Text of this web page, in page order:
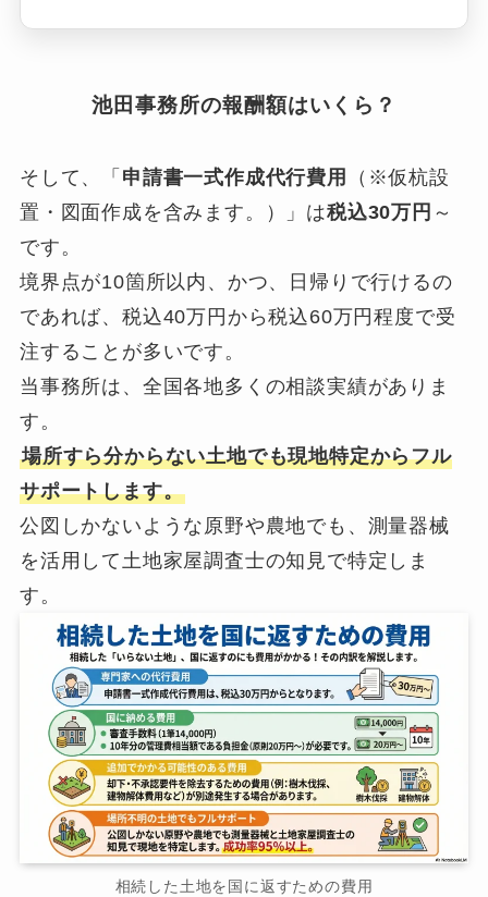
池田事務所の報酬額はいくら？
そして、「 申請書一式作成代行費用
（※仮杭設
置・図面作成を含みます。）」は税込30万円 ～
です。
境界点が10箇所以内、かつ、日帰りで行けるの
であれば、税込40万円から税込60万円程度で受
注することが多いです。
当事務所は、全国各地多くの相談実績がありま
す。
場所すら分からない土地でも現地特定からフル
サポートします。
公図しかないような原野や農地でも、測量器械
を活用して土地家屋調査士の知見で特定しま
す。
相続した土地を国に返すための費用